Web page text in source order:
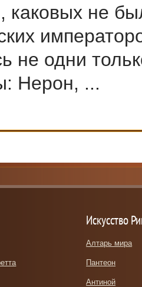
каковых не
не одни
Нерон, ...
Искусство
Алтарь мира
Пантеон
Антиной